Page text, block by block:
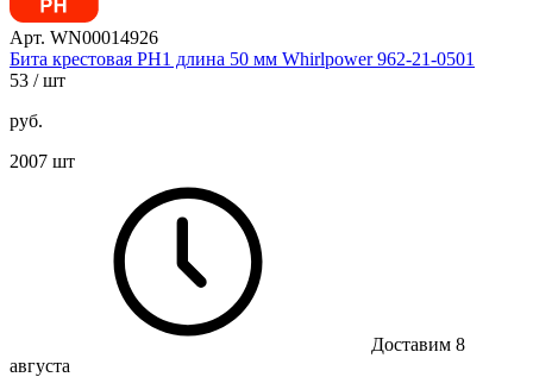
Арт. WN00014926
Бита крестовая PH1 длина 50 мм Whirlpower 962-21-0501
53 / шт
руб.
2007 шт
Доставим 8
августа